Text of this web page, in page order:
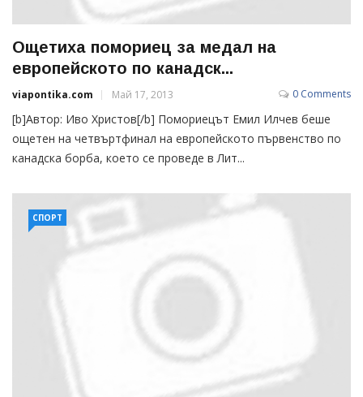
Ощетиха помориец за медал на
европейското по канадск...
viapontika.com Май 17, 2013 0 Comments
[b]Автор: Иво Христов[/b] Помориецът Емил Илчев беше
ощетен на четвъртфинал на европейското първенство по
канадска борба, което се проведе в Лит...
СПОРТ